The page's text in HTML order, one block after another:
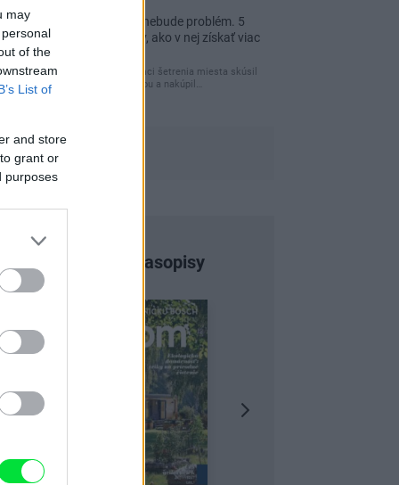
may
of the
List of
and store
grant or
purposes
Re: Tesná spálňa už nebude problém. 5
praktických nápadov, ako v nej získať viac
úložného miesta
Ja som pred časom v rámci šetrenia miesta skúsil
využiť priestor pod posteľou a nakúpil…
Najnovšie časopisy